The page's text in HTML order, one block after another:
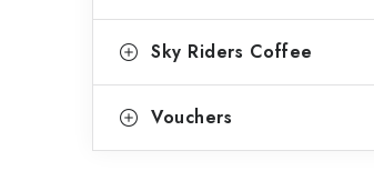
Sky Riders Coffee
Vouchers